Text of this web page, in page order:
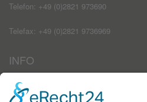
Telefon: +49 (0)2821 973690
Telefax: +49 (0)2821 9736969
INFO
Impressum
AGB